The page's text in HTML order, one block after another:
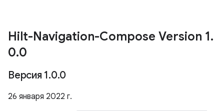
Hilt-Navigation-Compose Version 1.
0.0
Версия 1.0.0
26 января 2022 г.